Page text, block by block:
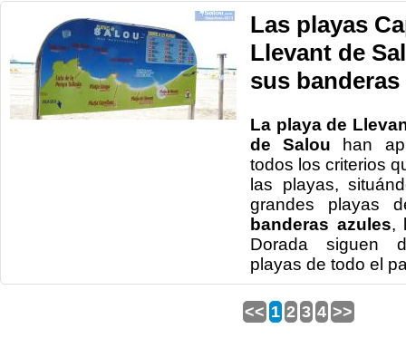
Las playas
Llevant de
sus banderas
La playa de
de Salou han
todos los criterios
las playas,
grandes playas
banderas azules,
Dorada siguen
playas de todo el
<< 1 2 3 4 >>